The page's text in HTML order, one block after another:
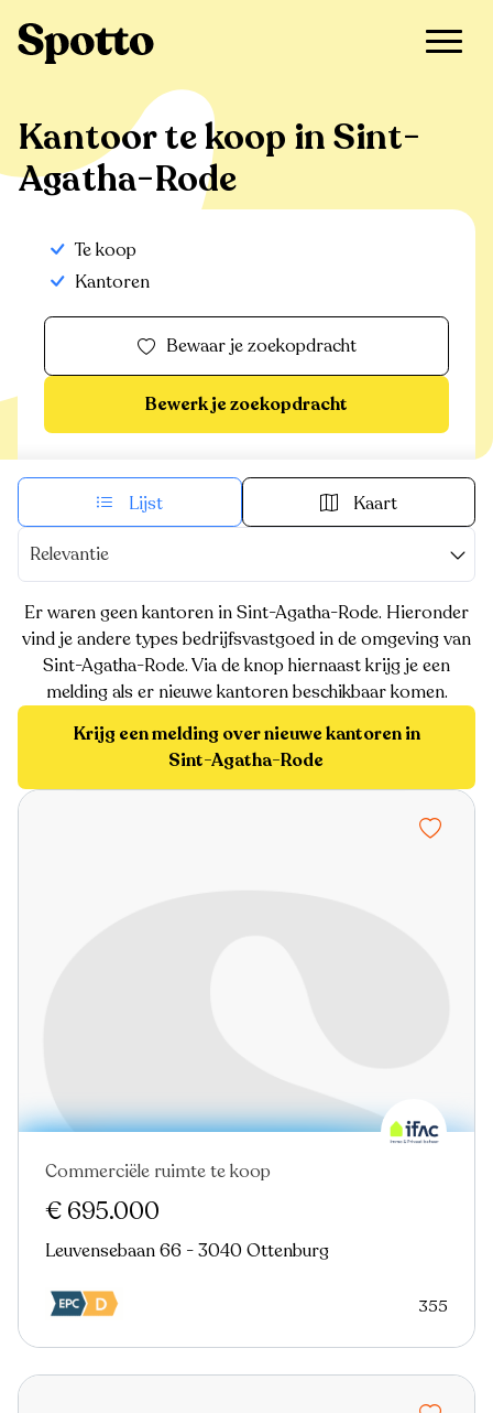
Sint-Agatha-Rode
Kantoor te koop in Sint-
Agatha-Rode
Te koop
Kantoren
Bewaar je zoekopdracht
Bewerk je zoekopdracht
Lijst Kaart
Relevantie
Er waren geen kantoren in Sint-Agatha-Rode. Hieronder
vind je andere types bedrijfsvastgoed in de omgeving van
Sint-Agatha-Rode. Via de knop hiernaast krijg je een
melding als er nieuwe kantoren beschikbaar komen.
Krijg een melding over nieuwe kantoren in
Sint-Agatha-Rode
Commerciële ruimte te koop
€ 695.000
Leuvensebaan 66 - 3040 Ottenburg
355